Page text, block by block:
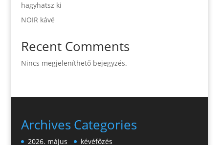
hagyhatsz ki
NOIR kávé
Recent Comments
Nincs megjeleníthető bejegyzés.
Archives
2026. május
Categories
kévéfőzés